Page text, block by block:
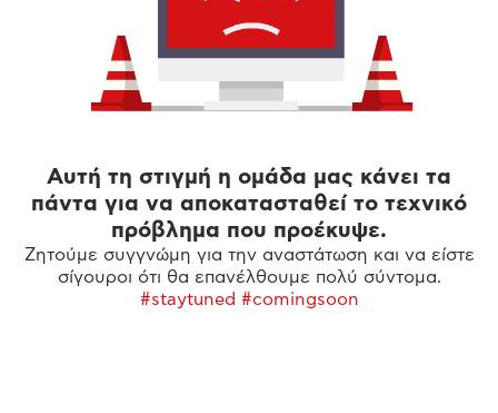
Αυτή τη στιγμή η ομάδα μας κάνει τα
πάντα για να αποκατασταθεί το τεχνικό
πρόβλημα που προέκυψε.
Ζητούμε συγγνώμη για την αναστάτωση και να είστε
σίγουροι ότι θα επανέλθουμε πολύ σύντομα.
#staytuned #comingsoon